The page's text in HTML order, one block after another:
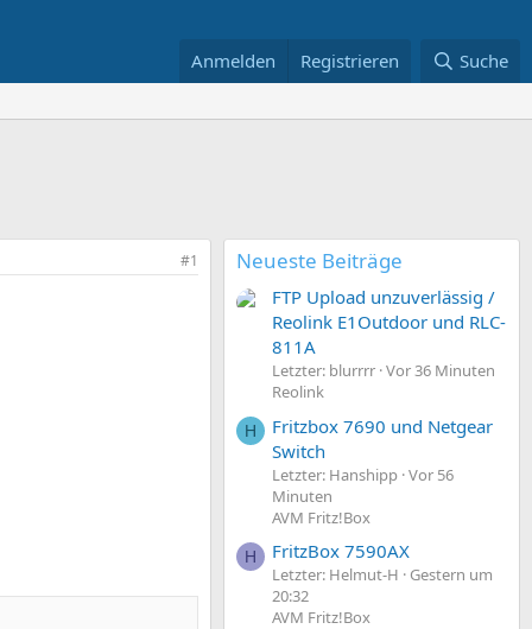
Anmelden Registrieren Suche
#1 Neueste Beiträge
FTP Upload unzuverlässig /
Reolink E1Outdoor und RLC-
811A
Letzter: blurrrr Vor 36 Minuten
Reolink
H
Fritzbox 7690 und Netgear
Switch
Letzter: Hanshipp Vor 56
Minuten
AVM Fritz!Box
H FritzBox 7590AX
Letzter: Helmut-H
Gestern um
20:32
AVM Fritz!Box